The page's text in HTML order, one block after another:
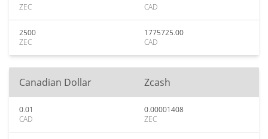
ZEC
CAD
2500
ZEC
1775725.00
CAD
Canadian Dollar Zcash
0.01
CAD
0.00001408
ZEC